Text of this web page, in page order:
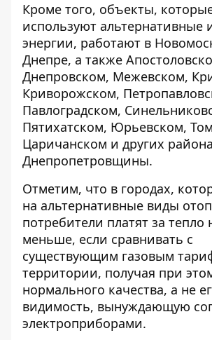
Кроме того, объекты,
используют альтернативные
энергии, работают в
Днепре, а также
Днепровском, Межевском,
Криворожском,
Павлоградском,
Пятихатском, Юрьевском,
Царичанском и других
Днепропетровщины.
Отметим, что в городах,
на альтернативные виды
потребители платят за тепло
меньше, если сравнивать с
существующим газовым
территории, получая при
нормального качества, а не
видимость, вынуждающую
электроприборами.